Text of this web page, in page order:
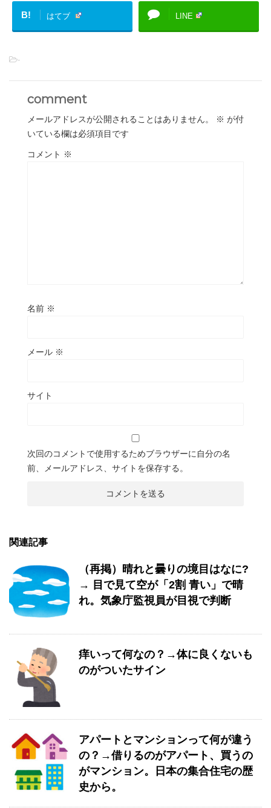
B! はてブ LINE
-
comment
メールアドレスが公開されることはありません。 ※ が付
いている欄は必須項目です
コメント ※
名前 ※
メール ※
サイト
次回のコメントで使用するためブラウザーに自分の名
前、メールアドレス、サイトを保存する。
関連記事
（再掲）晴れと曇りの境目はなに?
→ 目で見て空が「2割 青い」で晴
れ。気象庁監視員が目視で判断
痒いって何なの？→体に良くないも
のがついたサイン
アパートとマンションって何が違う
の？→借りるのがアパート、買うの
がマンション。日本の集合住宅の歴
史から。